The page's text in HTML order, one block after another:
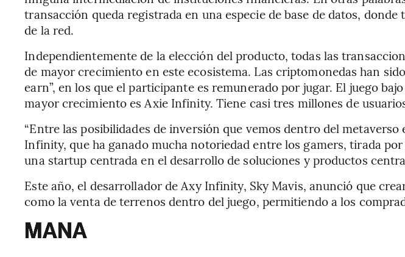
transacción queda registrada en una especie de base de datos,
de la red.
Independientemente de la elección del producto, todas las
de mayor crecimiento en este ecosistema. Las criptomonedas han
earn”, en los que el participante es remunerado por jugar. El juego
mayor crecimiento es Axie Infinity. Tiene casi tres millones de
“Entre las posibilidades de inversión que vemos dentro del
Infinity, que ha ganado mucha notoriedad entre los gamers, tirada
una startup centrada en el desarrollo de soluciones y productos
Este año, el desarrollador de Axy Infinity, Sky Mavis, anunció que
como la venta de terrenos dentro del juego, permitiendo a los
MANA